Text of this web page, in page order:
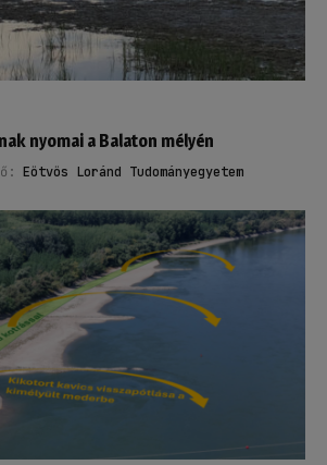
nyomai a Balaton mélyén
Eötvös Loránd Tudományegyetem